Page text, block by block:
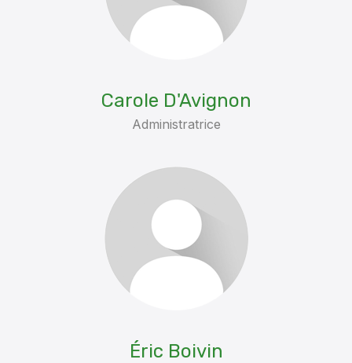
Carole D'Avignon
Administratrice
Éric Boivin